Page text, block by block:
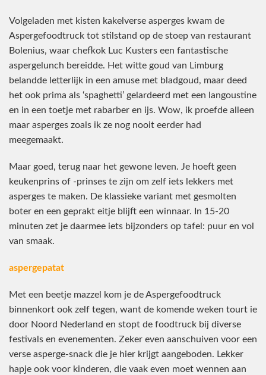
Volgeladen met kisten kakelverse asperges kwam de
Aspergefoodtruck tot stilstand op de stoep van restaurant
Bolenius, waar chefkok Luc Kusters een fantastische
aspergelunch bereidde. Het witte goud van Limburg
belandde letterlijk in een amuse met bladgoud, maar deed
het ook prima als ‘spaghetti’ gelardeerd met een langoustine
en in een toetje met rabarber en ijs. Wow, ik proefde alleen
maar asperges zoals ik ze nog nooit eerder had
meegemaakt.
Maar goed, terug naar het gewone leven. Je hoeft geen
keukenprins of -prinses te zijn om zelf iets lekkers met
asperges te maken. De klassieke variant met gesmolten
boter en een geprakt eitje blijft een winnaar. In 15-20
minuten zet je daarmee iets bijzonders op tafel: puur en vol
van smaak.
aspergepatat
Met een beetje mazzel kom je de Aspergefoodtruck
binnenkort ook zelf tegen, want de komende weken tourt ie
door Noord Nederland en stopt de foodtruck bij diverse
festivals en evenementen. Zeker even aanschuiven voor een
verse asperge-snack die je hier krijgt aangeboden. Lekker
hapje ook voor kinderen, die vaak even moet wennen aan